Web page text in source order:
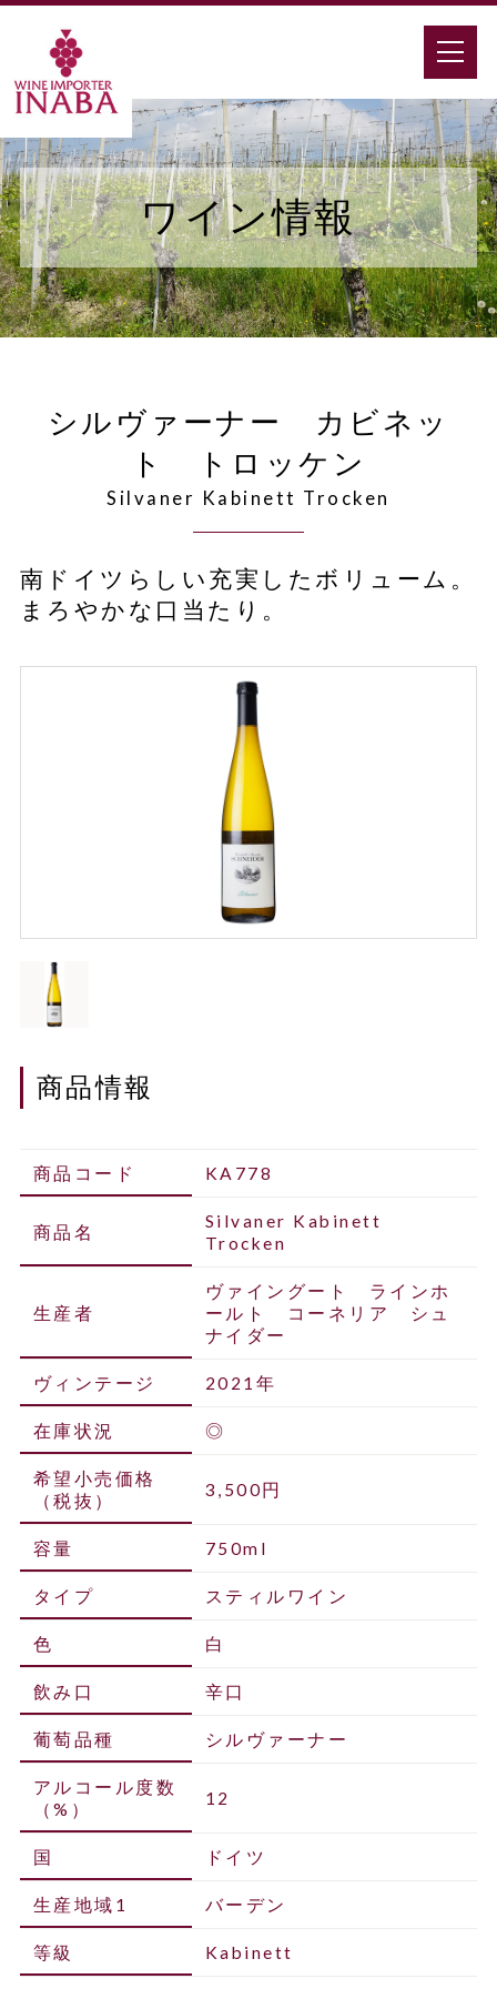
ワイン情報
シルヴァーナー カビネッ
ト トロッケン
Silvaner Kabinett Trocken
南ドイツらしい充実したボリューム。
まろやかな口当たり。
商品情報
商品コード KA778
商品名
Silvaner Kabinett
Trocken
生産者
ヴァイングート ラインホ
ールト コーネリア シュ
ナイダー
ヴィンテージ 2021年
在庫状況 ◎
希望小売価格
（税抜）
3,500円
容量 750ml
タイプ スティルワイン
色 白
飲み口 辛口
葡萄品種 シルヴァーナー
アルコール度数
（%）
12
国 ドイツ
生産地域1 バーデン
等級 Kabinett